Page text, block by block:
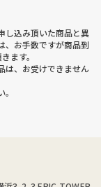
し込み頂いた商品と異
、お手数ですが商品到
ます。
は、お受けできません